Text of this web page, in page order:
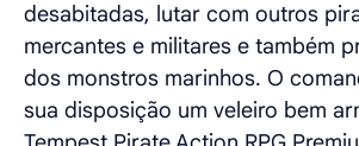
desabitadas, lutar com outros
mercantes e militares e também
dos monstros marinhos. O
sua disposição um veleiro bem